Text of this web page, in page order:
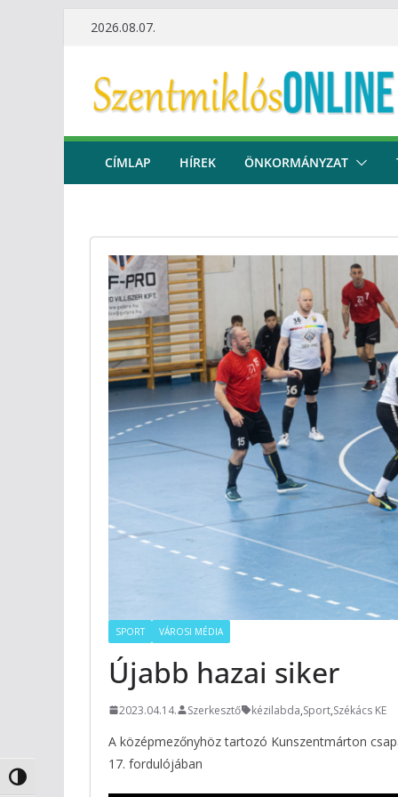
Nagy kontraszt váltása
2026.08.07.
CÍMLAP HÍREK ÖNKORMÁNYZAT
SPORT VÁROSI MÉDIA
Újabb hazai siker
2023.04.14. Szerkesztő kézilabda,Sport,Székács KE
A középmezőnyhöz tartozó Kunszentmárton
17. fordulójában